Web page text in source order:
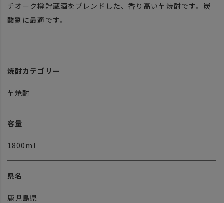
チオーク樽貯蔵酒をブレンドした、香り高い芋焼酎です。炭
酸割に最適です。
焼酎カテゴリー
芋焼酎
容量
1800ml
県名
鹿児島県